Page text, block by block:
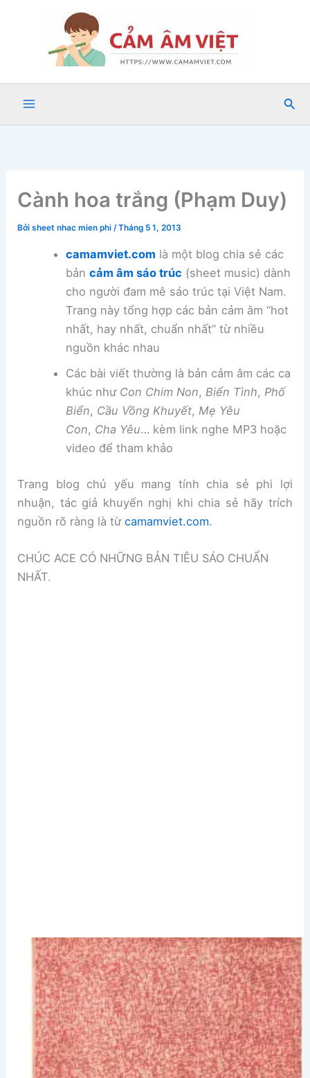
Tìm
Cành hoa trắng (Phạm Duy)
Bởisheet nhac mien phi/Tháng 5 1, 2013
camamviet.com là một blog chia sẻ các
bản cảm âm sáo trúc (sheet music) dành
cho người đam mê sáo trúc tại Việt Nam.
Trang này tổng hợp các bản cảm âm “hot
nhất, hay nhất, chuẩn nhất” từ nhiều
nguồn khác nhau
Các bài viết thường là bản cảm âm các ca
khúc như Con Chim Non, Biển Tình, Phố
Biển, Cầu Vồng Khuyết, Mẹ Yêu
Con, Cha Yêu… kèm link nghe MP3 hoặc
video để tham khảo
Trang blog chủ yếu mang tính chia sẻ phi lợi
nhuận, tác giả khuyến nghị khi chia sẻ hãy trích
nguồn rõ ràng là từcamamviet.com.
CHÚC ACE CÓ NHỮNG BẢN TIÊU SÁO CHUẨN
NHẤT.